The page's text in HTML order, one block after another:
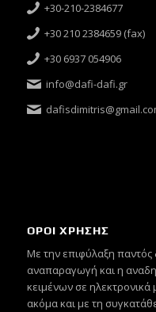
+30-210-2384677
+30 210 2384659 (fax)
+30 6937 054906
info@dafi-dafi.gr
ΟΡΟΙ ΧΡΗΣΗΣ
Mε την επιφύλαξη
αναπαραγωγή και η
κειμένων σε
ακόμα και με τη